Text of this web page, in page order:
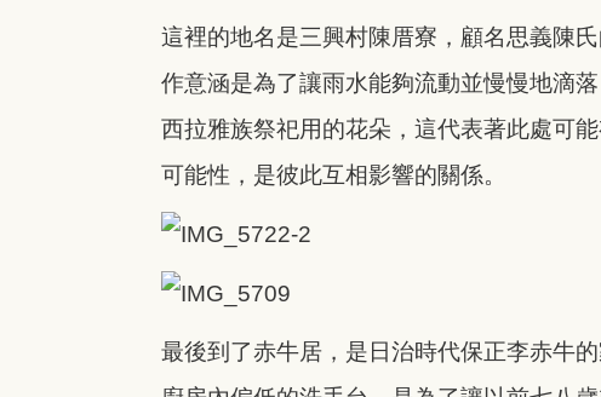
這裡的地名是三興村陳厝寮，顧名思義陳
作意涵是為了讓雨水能夠流動並慢慢地滴
西拉雅族祭祀用的花朵，這代表著此處可
可能性，是彼此互相影響的關係。
最後到了赤牛居，是日治時代保正李赤牛